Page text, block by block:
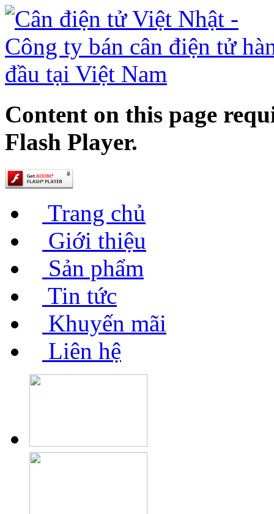
Content on this page
Flash Player.
Trang chủ
Giới thiệu
Sản phẩm
Tin tức
Khuyến mãi
Liên hệ